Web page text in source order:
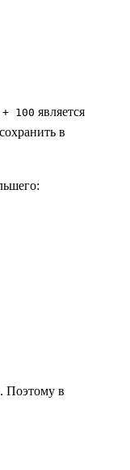
100 является
в
Поэтому в